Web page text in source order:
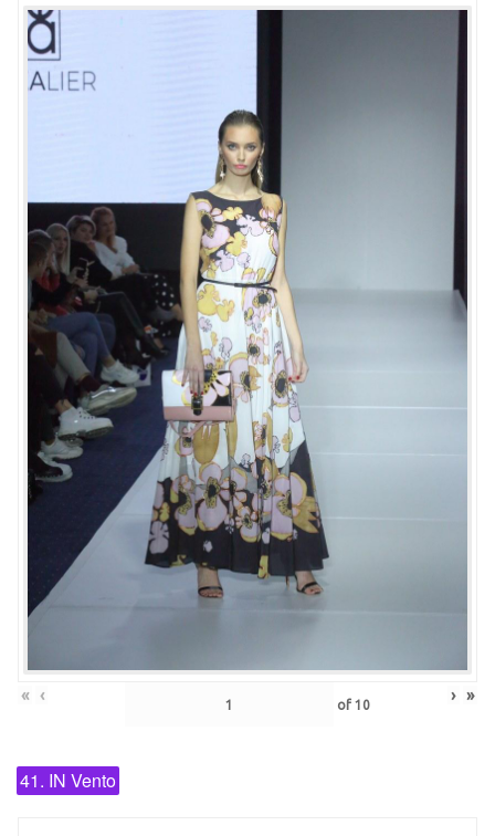
« ‹ of 10 › »
41. IN Vento